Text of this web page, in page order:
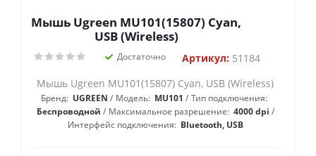
Мышь Ugreen MU101(15807) Cyan,
USB (Wireless)
Достаточно Артикул: 51184
Мышь Ugreen MU101(15807) Cyan, USB (Wireless)
Бренд: UGREEN Модель: MU101
Тип подключения:
Беспроводной
Максимальное разрешение: 4000 dpi
Интерфейс подключения: Bluetooth, USB